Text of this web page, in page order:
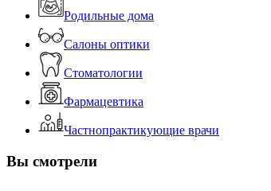
Родильные дома
Салоны оптики
Стоматологии
Фармацевтика
Частнопрактикующие врачи
Вы смотрели